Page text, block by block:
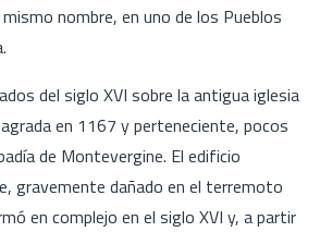
nombre, en uno de los Pueblos
del siglo XVI sobre la antigua iglesia
en 1167 y perteneciente, pocos
de Montevergine. El edificio
gravemente dañado en el terremoto
en complejo en el siglo XVI y, a partir